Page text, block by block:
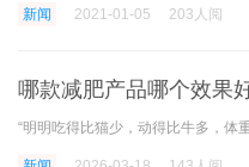
新闻 2021-01-05 203人阅
哪款减肥产品哪个效果
身品牌实测红榜，科学